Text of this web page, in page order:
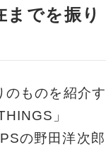
までを振り
のものを紹介す
」
の野田洋次郎